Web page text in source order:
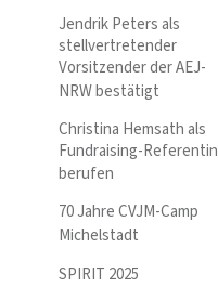
Jendrik Peters als
stellvertretender
Vorsitzender der AEJ-
NRW bestätigt
Christina Hemsath als
Fundraising-Referentin
berufen
70 Jahre CVJM-Camp
Michelstadt
SPIRIT 2025